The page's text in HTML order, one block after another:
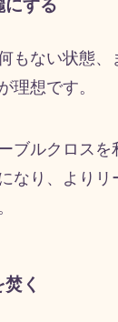
にする
もない状態、
理想です。
ブルクロスを
なり、よりリ
く